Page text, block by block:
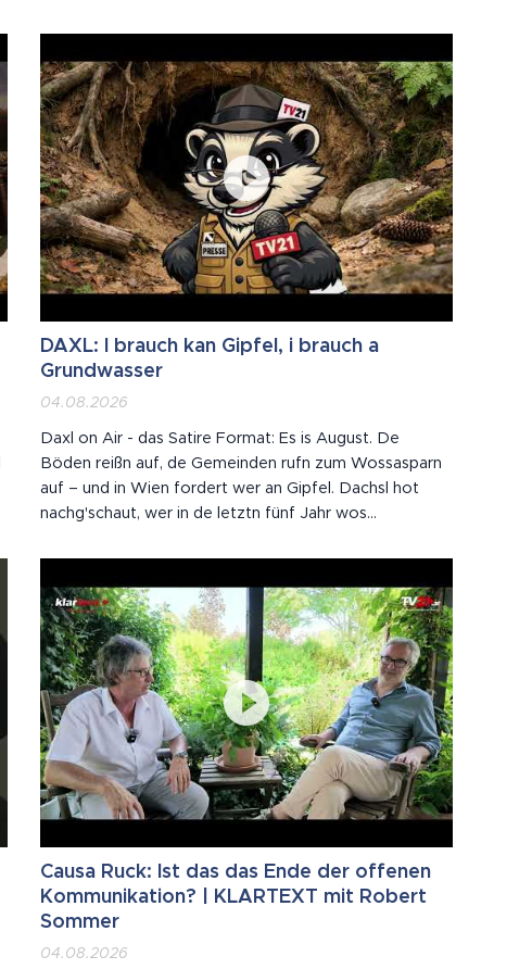
DAXL: I brauch kan Gipfel, i brauch a
Grundwasser
04.08.2026
Daxl on Air - das Satire Format: Es is August. De
Böden reißn auf, de Gemeinden rufn zum Wossasparn
auf – und in Wien fordert wer an Gipfel. Dachsl hot
nachg'schaut, wer in de letztn fünf Jahr wos
2020 ausg'laufn. Wie a Joghurt.
Causa Ruck: Ist das das Ende der offenen
Kommunikation? | KLARTEXT mit Robert
Sommer
04.08.2026